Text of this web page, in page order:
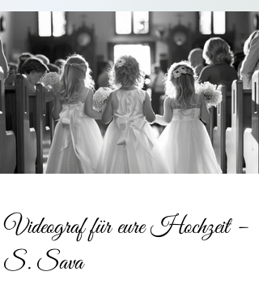
Videograf für eure Hochzeit –
S. Sava